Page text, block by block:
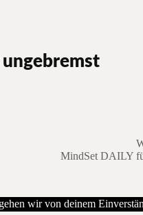
MindSet DAILY
wir von deinem